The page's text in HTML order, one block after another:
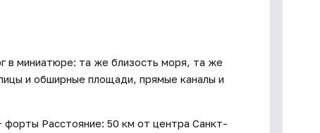
в миниатюре: та же близость моря, та же
и обширные площади, прямые каналы и
Расстояние: 50 км от центра Санкт-